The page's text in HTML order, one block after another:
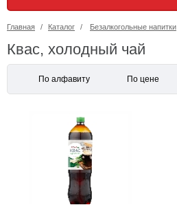
Главная / Каталог / Безалкогольные напитки
Квас, холодный чай
По алфавиту По цене